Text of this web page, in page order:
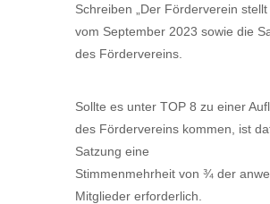
Schreiben „Der Förderverein stellt
vom September 2023 sowie die
des Fördervereins.
Sollte es unter TOP 8 zu einer
des Fördervereins kommen, ist
Satzung eine
Stimmenmehrheit von ¾ der
Mitglieder erforderlich.